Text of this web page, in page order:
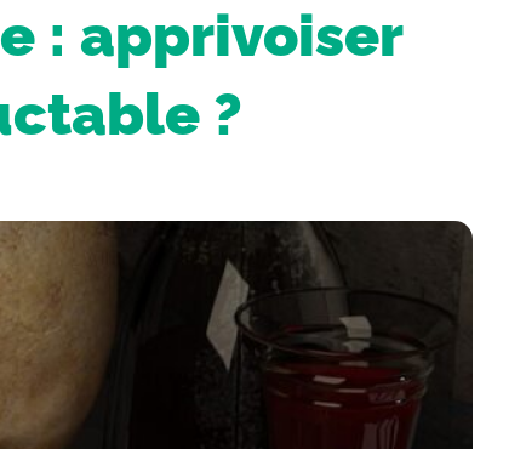
: apprivoiser
?